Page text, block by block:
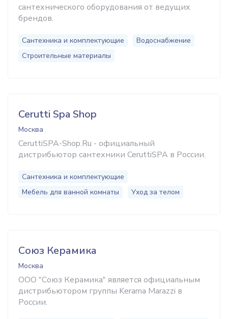
сантехнического оборудования от ведущих
брендов.
Сантехника и комплектующие
Водоснабжение
Строительные материалы
Cerutti Spa Shop
Москва
CeruttiSPA-Shop.Ru - официальный
дистрибьютор сантехники CeruttiSPA в России.
Сантехника и комплектующие
Мебель для ванной комнаты
Уход за телом
Союз Керамика
Москва
ООО "Союз Керамика" является официальным
дистрибьютором группы Kerama Marazzi в
России.